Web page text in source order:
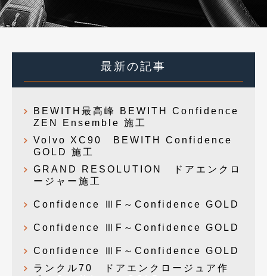
最新の記事
BEWITH最高峰 BEWITH Confidence
ZEN Ensemble 施工
Volvo XC90 BEWITH Confidence
GOLD 施工
GRAND RESOLUTION ドアエンクロ
ージャー施工
Confidence ⅢF～Confidence GOLD
Confidence ⅢF～Confidence GOLD
Confidence ⅢF～Confidence GOLD
ランクル70 ドアエンクロージュア作